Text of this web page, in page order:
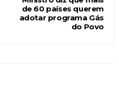
de 60 países querem
adotar programa Gás
do Povo